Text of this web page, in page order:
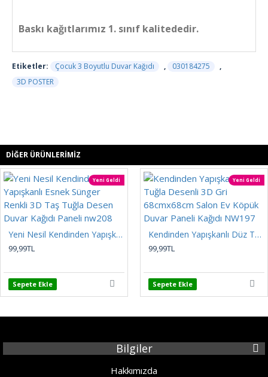
Baskı kağıtlarımız 1. sınıf kalitededir.
Etiketler: Çocuk 3 Boyutlu Duvar Kağıdı , 030184275
,
3D POSTER
DIĞER ÜRÜNLERIMIZ
Yeni Geldi
Yeni Nesil Kendinden Yapışkanlı Esnek Sünger Renkli 3D Taş Tuğla Desen Duvar Kağıdı Paneli nw208
99,99TL
Sepete Ekle
Yeni Geldi
Kendinden Yapışkanlı Düz Tuğla Desenli 3D Gri 68cmx68cm Salon Ev Köpük Duvar Paneli Kağıdı NW197
99,99TL
Sepete Ekle
Bilgiler
Hakkımızda